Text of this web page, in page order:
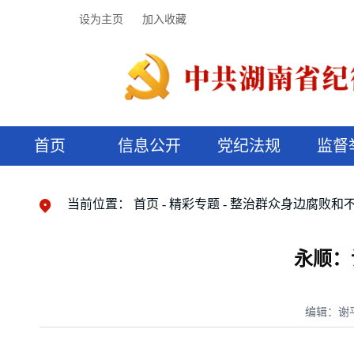
设为主页 加入收藏
首页 信息公开 党纪法规 监督
当前位置： 首页 精彩专题 整治群众身边腐败和
永顺
编辑：谢